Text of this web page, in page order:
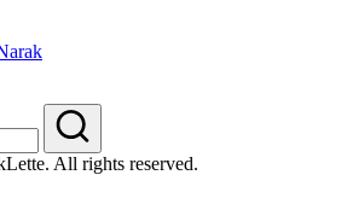
All rights reserved.